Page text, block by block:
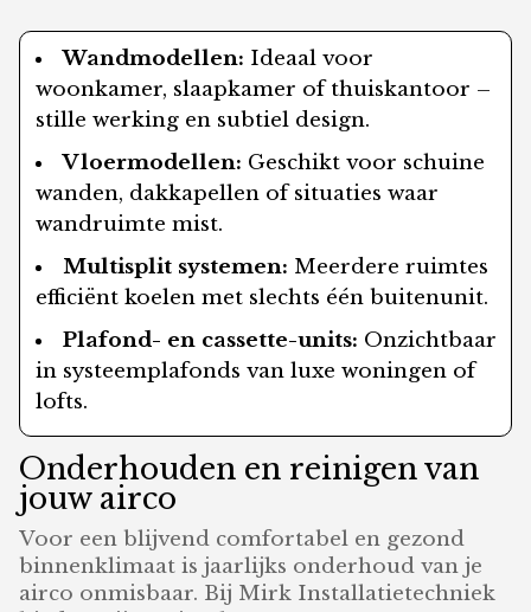
Wandmodellen: Ideaal voor
woonkamer, slaapkamer of thuiskantoor –
stille werking en subtiel design.
Vloermodellen: Geschikt voor schuine
wanden, dakkapellen of situaties waar
wandruimte mist.
Multisplit systemen: Meerdere ruimtes
efficiënt koelen met slechts één buitenunit.
Plafond- en cassette-units: Onzichtbaar
in systeemplafonds van luxe woningen of
lofts.
Onderhouden en reinigen van
jouw airco
Voor een blijvend comfortabel en gezond
binnenklimaat is jaarlijks onderhoud van je
airco onmisbaar. Bij Mirk Installatietechniek